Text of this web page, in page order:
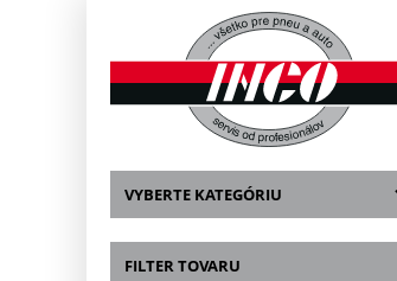
VYBERTE KATEGÓRIU
FILTER TOVARU